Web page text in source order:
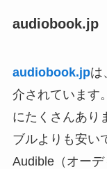
audiobook.jp
audiobook.jpは
介されています
にたくさんあり
ブルよりも安い
Audible（オー